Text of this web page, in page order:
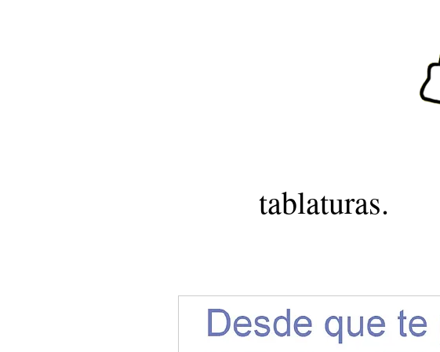
tablaturas.